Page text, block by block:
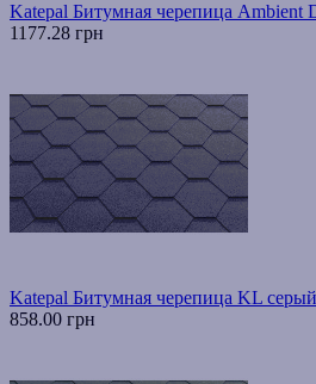
Katepal Битумная черепица Ambient
1177.28 грн
Katepal Битумная черепица KL серый
858.00 грн